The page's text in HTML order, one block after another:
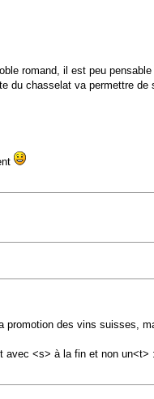
romand, il est peu
chasselat va permettre
des vins suisses,
avec <s> à la fin et non un<t>